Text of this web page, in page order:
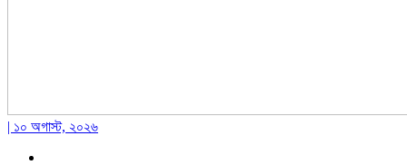
| ১০ অগাস্ট, ২০২৬